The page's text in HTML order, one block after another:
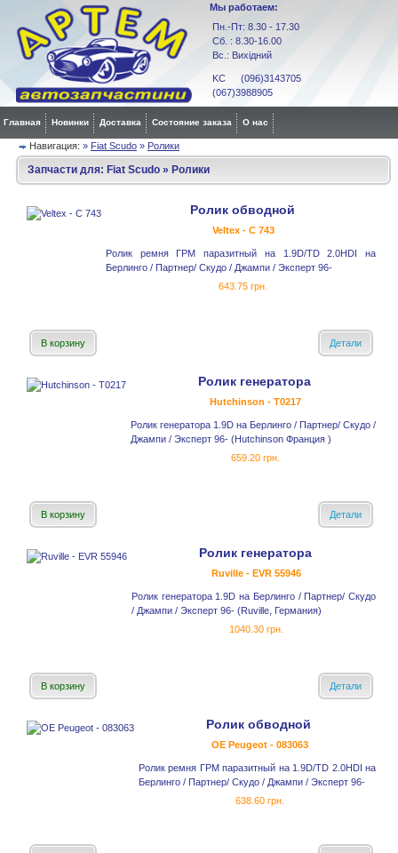
Мы работаем:
Пн.-Пт: 8.30 - 17.30
Сб. : 8.30-16.00
Вс.: Вихідний
KC (096)3143705
(067)3988905
Главная Новинки Доставка Состояние заказа О нас
Навигация: » Fiat Scudo » Ролики
Запчасти для: Fiat Scudo » Ролики
Ролик обводной
Veltex - C 743
Ролик ремня ГРМ паразитный на 1.9D/TD 2.0HDI на
Берлинго / Партнер/ Скудо / Джампи / Эксперт 96-
643.75 грн.
В корзину Детали
Ролик генератора
Hutchinson - T0217
Ролик генератора 1.9D на Берлинго / Партнер/ Скудо /
Джампи / Эксперт 96- (Hutchinson Франция )
659.20 грн.
В корзину Детали
Ролик генератора
Ruville - EVR 55946
Ролик генератора 1.9D на Берлинго / Партнер/ Скудо
/ Джампи / Эксперт 96- (Ruville, Германия)
1040.30 грн.
В корзину Детали
Ролик обводной
OE Peugeot - 083063
Ролик ремня ГРМ паразитный на 1.9D/TD 2.0HDI на
Берлинго / Партнер/ Скудо / Джампи / Эксперт 96-
638.60 грн.